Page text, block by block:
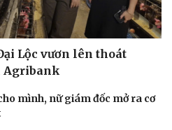
Lộc vươn lên thoát
Agribank
mình, nữ giám đốc mở ra cơ